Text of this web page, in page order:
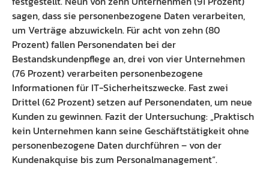
sagen, dass sie personenbezogene Daten verarbeiten,
um Verträge abzuwickeln. Für acht von zehn (80
Prozent) fallen Personendaten bei der
Bestandskundenpflege an, drei von vier Unternehmen
(76 Prozent) verarbeiten personenbezogene
Informationen für IT-Sicherheitszwecke. Fast zwei
Drittel (62 Prozent) setzen auf Personendaten, um neue
Kunden zu gewinnen. Fazit der Untersuchung: „Praktisch
kein Unternehmen kann seine Geschäftstätigkeit ohne
personenbezogene Daten durchführen – von der
Kundenakquise bis zum Personalmanagement“.